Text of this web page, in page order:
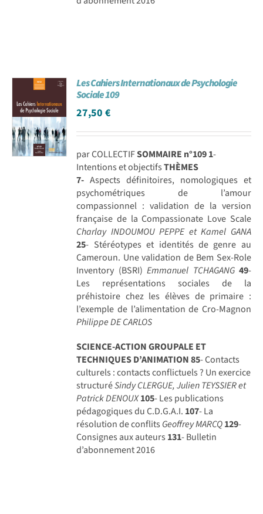
Les Cahiers Internationaux de Psychologie
Sociale 109
27,50€
par COLLECTIFSOMMAIRE n°1091-
Intentions et objectifsTHÈMES
7- Aspects définitoires, nomologiques et
psychométriques de l’amour
compassionnel : validation de la version
française de la Compassionate Love Scale
Charlay INDOUMOU PEPPE et Kamel GANA
25- Stéréotypes et identités de genre au
Cameroun. Une validation de Bem Sex-Role
Inventory (BSRI)Emmanuel TCHAGANG 49-
Les représentations sociales de la
préhistoire chez les élèves de primaire :
l’exemple de l’alimentation de Cro-Magnon
Philippe DE CARLOS
SCIENCE-ACTION GROUPALE ET
TECHNIQUES D’ANIMATION85- Contacts
culturels : contacts conflictuels ? Un exercice
structuréSindy CLERGUE, Julien TEYSSIER et
Patrick DENOUX105- Les publications
pédagogiques du C.D.G.A.I. 107- La
résolution de conflits Geoffrey MARCQ129-
Consignes aux auteurs 131- Bulletin
d’abonnement 2016